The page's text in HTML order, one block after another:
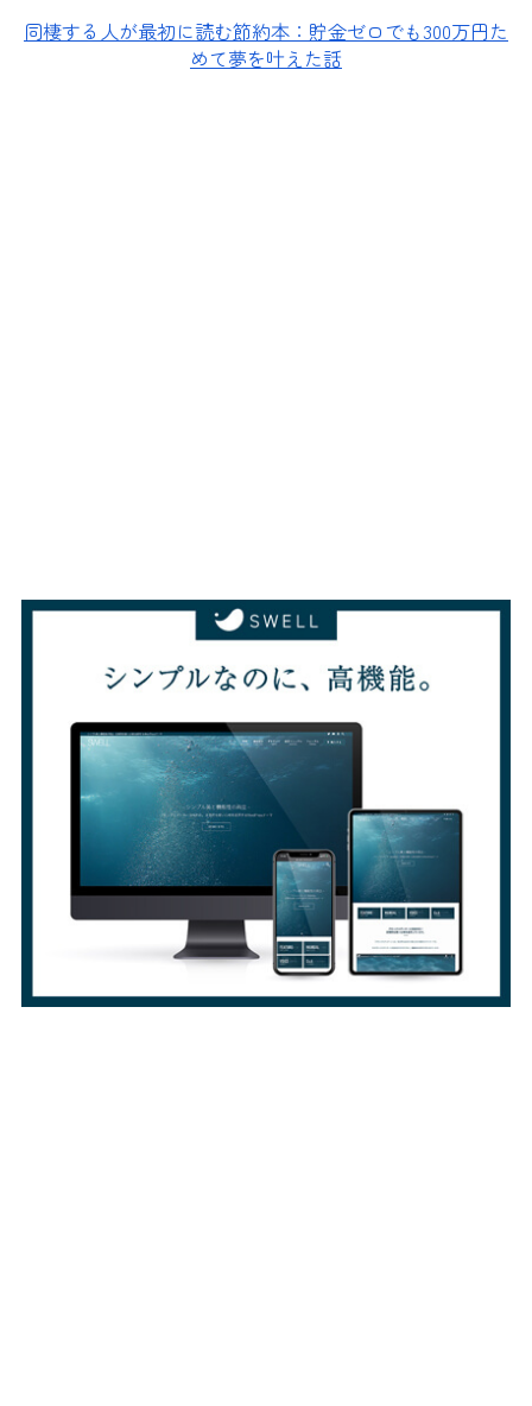
同棲する人が最初に読む節約本：貯金ゼロでも300万円た
めて夢を叶えた話